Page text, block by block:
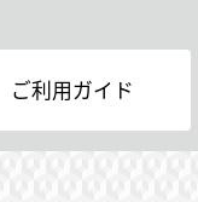
ご利用ガイド